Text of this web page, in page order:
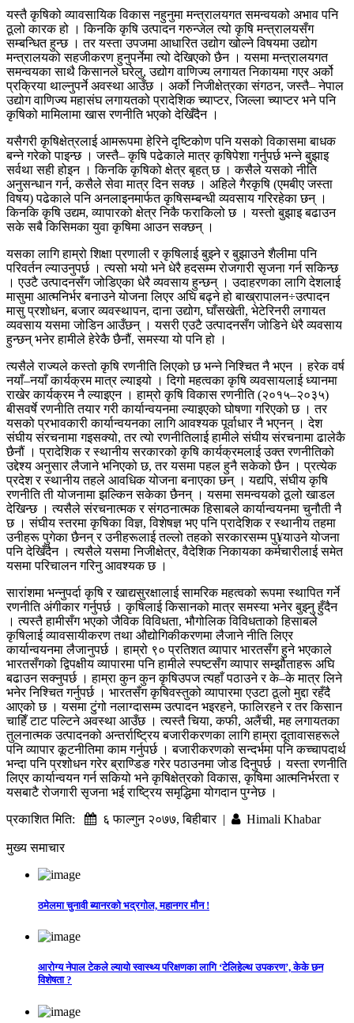
यस्तै कृषिको व्यावसायिक विकास नहुनुमा मन्त्रालयगत समन्वयको अभाव पनि
ठूलो कारक हो । किनकि कृषि उत्पादन गरुन्जेल त्यो कृषि मन्त्रालयसँग
सम्बन्धित हुन्छ । तर यस्ता उपजमा आधारित उद्योग खोल्ने विषयमा उद्योग
मन्त्रालयको सहजीकरण हुनुपर्नेमा त्यो देखिएको छैन । यसमा मन्त्रालयगत
समन्वयका साथै किसानले घरेलु, उद्योग वाणिज्य लगायत निकायमा गएर अर्को
प्रक्रिया थाल्नुपर्ने अवस्था आउँछ । अर्को निजीक्षेत्रका संगठन, जस्तै– नेपाल
उद्योग वाणिज्य महासंघ लगायतको प्रादेशिक च्याप्टर, जिल्ला च्याप्टर भने पनि
कृषिको मामिलामा खास रणनीति भएको देखिँदैन ।
यसैगरी कृषिक्षेत्रलाई आमरूपमा हेरिने दृष्टिकोण पनि यसको विकासमा बाधक
बन्ने गरेको पाइन्छ । जस्तै– कृषि पढेकाले मात्र कृषिपेशा गर्नुपर्छ भन्ने बुझाइ
सर्वथा सही होइन । किनकि कृषिको क्षेत्र बृहत् छ । कसैले यसको नीति
अनुसन्धान गर्न, कसैले सेवा मात्र दिन सक्छ । अहिले गैरकृषि (एमबीए जस्ता
विषय) पढेकाले पनि अनलाइनमार्फत कृषिसम्बन्धी व्यवसाय गरिरहेका छन् ।
किनकि कृषि उद्यम, व्यापारको क्षेत्र निकै फराकिलो छ । यस्तो बुझाइ बढाउन
सके सबै किसिमका युवा कृषिमा आउन सक्छन् ।
यसका लागि हाम्रो शिक्षा प्रणाली र कृषिलाई बुझ्ने र बुझाउने शैलीमा पनि
परिवर्तन ल्याउनुपर्छ । त्यसो भयो भने धेरै हदसम्म रोजगारी सृजना गर्न सकिन्छ
। एउटै उत्पादनसँग जोडिएका धेरै व्यवसाय हुन्छन् । उदाहरणका लागि देशलाई
मासुमा आत्मनिर्भर बनाउने योजना लिएर अघि बढ्ने हो बाख्रापालन÷उत्पादन
मासु प्रशोधन, बजार व्यवस्थापन, दाना उद्योग, घाँसखेती, भेटेरिनरी लगायत
व्यवसाय यसमा जोडिन आउँछन् । यसरी एउटै उत्पादनसँग जोडिने धेरै व्यवसाय
हुन्छन् भनेर हामीले हेरेकै छैनौं, समस्या यो पनि हो ।
त्यसैले राज्यले कस्तो कृषि रणनीति लिएको छ भन्ने निश्चित नै भएन । हरेक वर्ष
नयाँ–नयाँ कार्यक्रम मात्र ल्याइयो । दिगो महत्वका कृषि व्यवसायलाई ध्यानमा
राखेर कार्यक्रम नै ल्याइएन । हाम्रो कृषि विकास रणनीति (२०१५–२०३५)
बीसवर्षे रणनीति तयार गरी कार्यान्वयनमा ल्याइएको घोषणा गरिएको छ । तर
यसको प्रभावकारी कार्यान्वयनका लागि आवश्यक पूर्वाधार नै भएनन् । देश
संघीय संरचनामा गइसक्यो, तर त्यो रणनीतिलाई हामीले संघीय संरचनामा ढालेकै
छैनौं । प्रादेशिक र स्थानीय सरकारको कृषि कार्यक्रमलाई उक्त रणनीतिको
उद्देश्य अनुसार लैजाने भनिएको छ, तर यसमा पहल हुनै सकेको छैन । प्रत्येक
प्रदेश र स्थानीय तहले आवधिक योजना बनाएका छन् । यद्यपि, संघीय कृषि
रणनीति ती योजनामा झल्किन सकेका छैनन् । यसमा समन्वयको ठूलो खाडल
देखिन्छ । त्यसैले संरचनात्मक र संगठनात्मक हिसाबले कार्यान्वयनमा चुनौती नै
छ । संघीय स्तरमा कृषिका विज्ञ, विशेषज्ञ भए पनि प्रादेशिक र स्थानीय तहमा
उनीहरू पुगेका छैनन् र उनीहरूलाई तल्लो तहको सरकारसम्म पु¥याउने योजना
पनि देखिँदैन । त्यसैले यसमा निजीक्षेत्र, वैदेशिक निकायका कर्मचारीलाई समेत
यसमा परिचालन गरिनु आवश्यक छ ।
सारांशमा भन्नुपर्दा कृषि र खाद्यसुरक्षालाई सामरिक महत्वको रूपमा स्थापित गर्ने
रणनीति अंगीकार गर्नुपर्छ । कृषिलाई किसानको मात्र समस्या भनेर बुझ्नु हुँदैन
। त्यस्तै हामीसँग भएको जैविक विविधता, भौगोलिक विविधताको हिसाबले
कृषिलाई व्यावसायीकरण तथा औद्योगिकीकरणमा लैजाने नीति लिएर
कार्यान्वयनमा लैजानुपर्छ । हाम्रो ९० प्रतिशत व्यापार भारतसँग हुने भएकाले
भारतसँगको द्विपक्षीय व्यापारमा पनि हामीले स्पष्टसँग व्यापार सम्झौताहरू अघि
बढाउन सक्नुपर्छ । हाम्रा कुन कुन कृषिउपज त्यहाँ पठाउने र के–के मात्र लिने
भनेर निश्चित गर्नुपर्छ । भारतसँग कृषिवस्तुको व्यापारमा एउटा ठूलो मुद्दा रहँदै
आएको छ । यसमा टुंगो नलाग्दासम्म उत्पादन भइरहने, फालिरहने र तर किसान
चाहिँ टाट पल्टिने अवस्था आउँछ । त्यस्तै चिया, कफी, अलैंची, मह लगायतका
तुलनात्मक उत्पादनको अन्तर्राष्ट्रिय बजारीकरणका लागि हाम्रा दूतावासहरूले
पनि व्यापार कूटनीतिमा काम गर्नुपर्छ । बजारीकरणको सन्दर्भमा पनि कच्चापदार्थ
भन्दा पनि प्रशोधन गरेर ब्राण्डिङ गरेर पठाउनमा जोड दिनुपर्छ । यस्ता रणनीति
लिएर कार्यान्वयन गर्न सकियो भने कृषिक्षेत्रको विकास, कृषिमा आत्मनिर्भरता र
यसबाटै रोजगारी सृजना भई राष्ट्रिय समृद्धिमा योगदान पुग्नेछ ।
प्रकाशित मिति:
६ फाल्गुन २०७७, बिहीबार | Himali Khabar
मुख्य समाचार
ठमेलमा चुनावी ब्यानरको भद्रगोल, महानगर मौन !
आरोग्य नेपाल टेकले ल्यायो स्वास्थ्य परिक्षणका लागि ‘टेलिहेल्थ उपकरण’, केके छन
विशेषता ?